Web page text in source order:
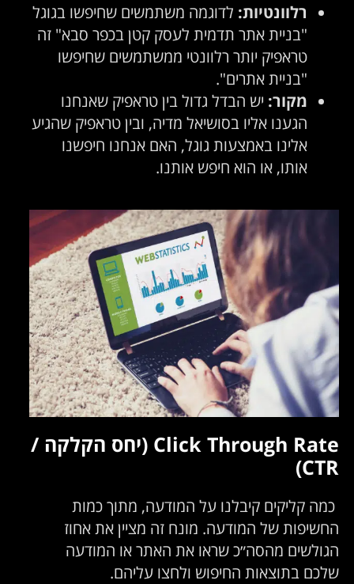
רלוונטיות: לדוגמה משתמשים שחיפשו בגוגל
"בניית אתר תדמית לעסק קטן בכפר סבא" זה
טראפיק יותר רלוונטי ממשתמשים שחיפשו
"בניית אתרים".
מקור: יש הבדל גדול בין טראפיק שאנחנו
הגענו אליו בסושיאל מדיה, ובין טראפיק שהגיע
אלינו באמצעות גוגל, האם אנחנו חיפשנו
אותו, או הוא חיפש אותנו.
Click Through Rate (יחס הקלקה /
CTR)
כמה קליקים קיבלנו על המודעה, מתוך כמות
החשיפות של המודעה. מונח זה מציין את אחוז
הגולשים מהסה״כ שראו את האתר או המודעה
שלכם בתוצאות החיפוש ולחצו עליהם.